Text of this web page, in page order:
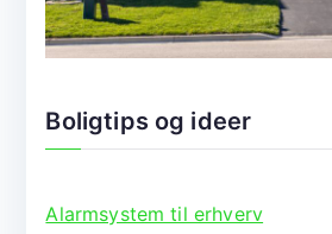
Boligtips og ideer
Alarmsystem til erhverv